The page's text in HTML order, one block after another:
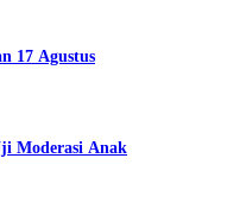
17 Agustus
Moderasi Anak